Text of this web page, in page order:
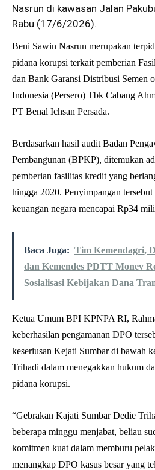
Nasrun di kawasan Jalan
Rabu (17/6/2026).
Beni Sawin Nasrun merupakan
pidana korupsi terkait pemberian
dan Bank Garansi Distribusi Semen
Indonesia (Persero) Tbk Cabang
PT Benal Ichsan Persada.
Berdasarkan hasil audit Badan
Pembangunan (BPKP), ditemukan
pemberian fasilitas kredit yang
hingga 2020. Penyimpangan
keuangan negara mencapai Rp34
Baca Juga: Tim Kemendagri,
dan Kemendes PDTT Monev
Sosialisasi Kebijakan Dana
Ketua Umum BPI KPNPA RI,
keberhasilan pengamanan DPO
keseriusan Kejati Sumbar di bawah
Trihadi dalam menegakkan hukum
pidana korupsi.
“Gebrakan Kajati Sumbar Dedie
beberapa minggu menjabat, beliau
komitmen kuat dalam memburu
menangkap DPO kasus besar yang